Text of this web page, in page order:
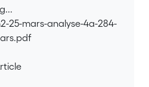
25-mars-analyse-4a-284-